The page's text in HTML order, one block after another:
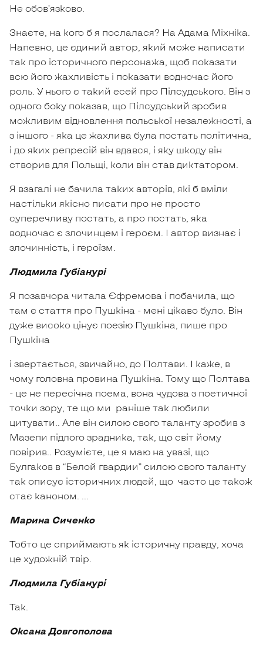
Не обов’язково.
Знаєте, на кого б я послалася? На Адама Міхніка.
Напевно, це єдиний автор, який може написати
так про історичного персонажа, щоб показати
всю його жахливість і показати водночас його
роль. У нього є такий есей про Пілсудського. Він з
одного боку показав, що Пілсудський зробив
можливим відновлення польської незалежності, а
з іншого - яка це жахлива була постать політична,
і до яких репресій він вдався, і яку шкоду він
створив для Польщі, коли він став диктатором.
Я взагалі не бачила таких авторів, які б вміли
настільки якісно писати про не просто
суперечливу постать, а про постать, яка
водночас є злочинцем і героєм. І автор визнає і
злочинність, і героїзм.
Людмила Губіанурі
Я позавчора читала Єфремова і побачила, що
там є стаття про Пушкіна - мені цікаво було. Він
дуже високо цінує поезію Пушкіна, пише про
Пушкіна
і звертається, звичайно, до Полтави. І каже, в
чому головна провина Пушкіна. Тому що Полтава
- це не пересічна поема, вона чудова з поетичної
точки зору, те що ми раніше так любили
цитувати.. Але він силою свого таланту зробив з
Мазепи підлого зрадника, так, що світ йому
повірив.. Розумієте, це я маю на увазі, що
Булгаков в “Белой гвардии” силою свого таланту
так описує історичних людей, що часто це також
стає каноном. …
Марина Сиченко
Тобто це сприймають як історичну правду, хоча
це художній твір.
Людмила Губіанурі
Так.
Оксана Довгополова